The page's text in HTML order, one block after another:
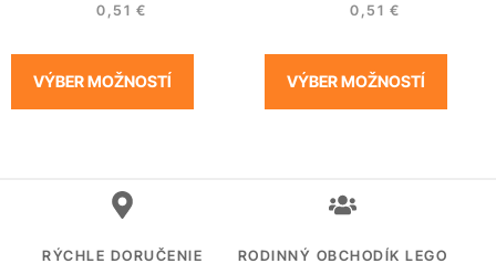
0,51 €
VÝBER MOŽNOSTÍ
0,51 €
VÝBER MOŽNOSTÍ
RÝCHLE DORUČENIE RODINNÝ OBCHODÍK LEGO